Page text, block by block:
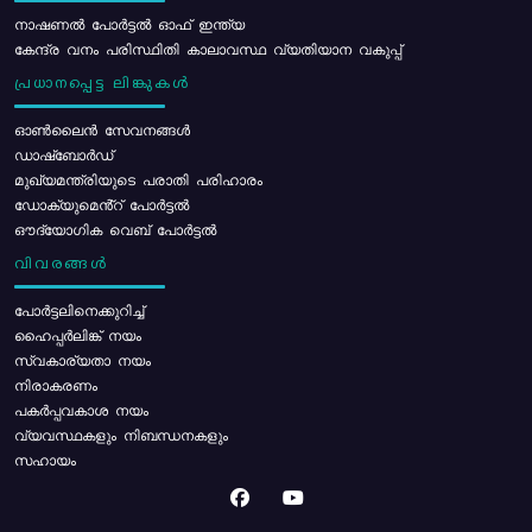
നാഷണൽ പോർട്ടൽ ഓഫ് ഇന്ത്യ
കേന്ദ്ര വനം പരിസ്ഥിതി കാലാവസ്ഥ വ്യതിയാന വകുപ്പ്
പ്രധാനപ്പെട്ട ലിങ്കുകൾ
ഓൺലൈൻ സേവനങ്ങൾ
ഡാഷ്ബോർഡ്
മുഖ്യമന്ത്രിയുടെ പരാതി പരിഹാരം
ഡോക്യുമെൻ്റ് പോർട്ടൽ
ഔദ്യോഗിക വെബ് പോർട്ടൽ
വിവരങ്ങൾ
പോര്‍ട്ടലിനെക്കുറിച്ച്
ഹൈപ്പർലിങ്ക് നയം
സ്വകാര്യതാ നയം
നിരാകരണം
പകർപ്പവകാശ നയം
വ്യവസ്ഥകളും നിബന്ധനകളും
സഹായം